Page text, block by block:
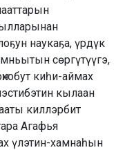
наукаҕа, үрдүк
сөргүтүүгэ,
киһи-аймах
кылаан
киллэрбит
Агафья
үлэтин-хамнаһын